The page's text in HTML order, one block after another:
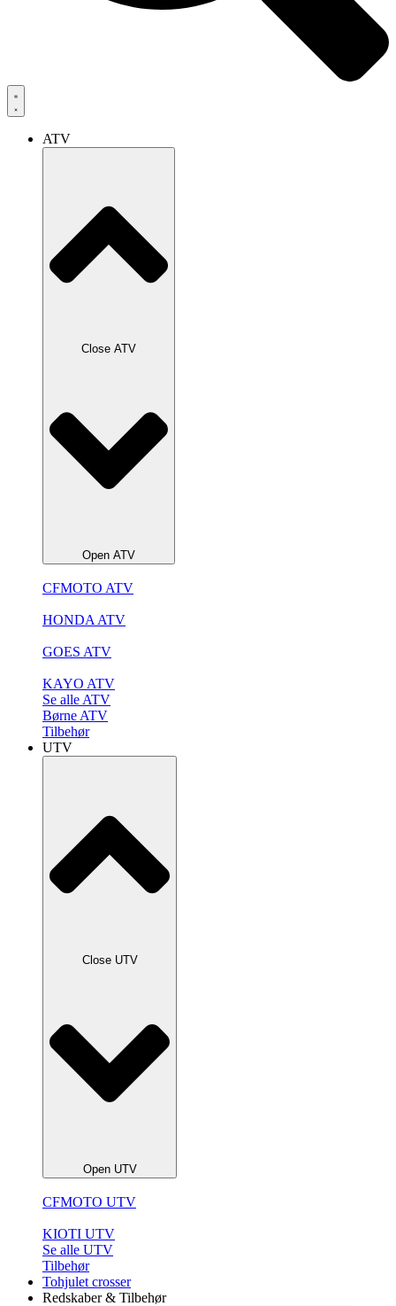
ATV
Close ATV
Open ATV
CFMOTO ATV
HONDA ATV
GOES ATV
KAYO ATV
Se alle ATV
Børne ATV
Tilbehør
UTV
Close UTV
Open UTV
CFMOTO UTV
KIOTI UTV
Se alle UTV
Tilbehør
Tohjulet crosser
Redskaber & Tilbehør